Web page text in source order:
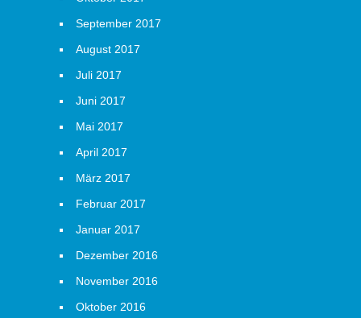
September 2017
August 2017
Juli 2017
Juni 2017
Mai 2017
April 2017
März 2017
Februar 2017
Januar 2017
Dezember 2016
November 2016
Oktober 2016